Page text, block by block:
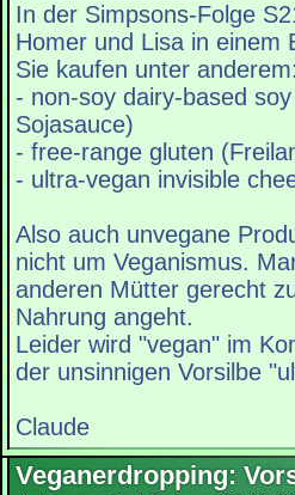
In der Simpsons-Folge
Homer und Lisa in einem
Sie kaufen unter anderem:
- non-soy dairy-based
Sojasauce)
- free-range gluten
- ultra-vegan invisible
Also auch unvegane
nicht um Veganismus.
anderen Mütter gerecht
Nahrung angeht.
Leider wird "vegan" im
der unsinnigen Vorsilbe
Claude
Veganerdropping: